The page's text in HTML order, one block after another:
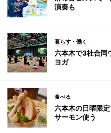
演奏も
暮らす・働く
六本木で3社合
ヨガ
食べる
六本木の日曜限
サーモン使う